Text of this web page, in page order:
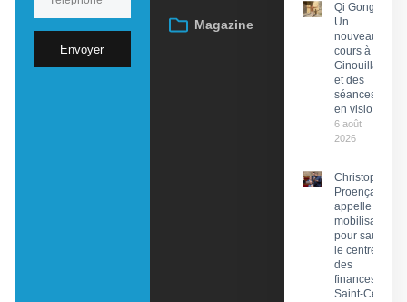
Envoyer
Magazine
Qi Gong :
Un
nouveau
cours à
Ginouillac
et des
séances
en visio
6 août
2026
Christophe
Proença
appelle à la
mobilisation
pour sauver
le centre
des
finances de
Saint-Céré